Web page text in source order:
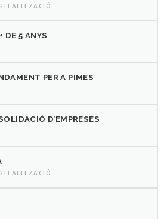
DE 5 ANYS
PER A PIMES
D’EMPRESES